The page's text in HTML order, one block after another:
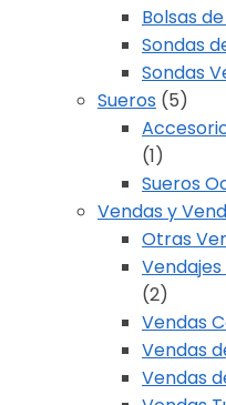
Bolsas
Sondas
Sondas
Sueros (5)
(1)
Sueros
Vendas y
Otras
(2)
Vendas
Vendas
Vendas